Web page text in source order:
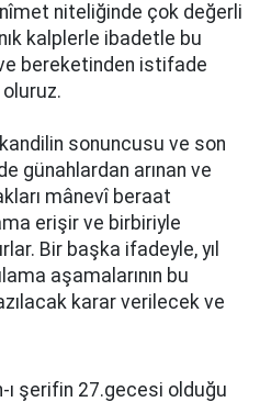
niteliğinde çok değerli
kalplerle ibadetle bu
bereketinden istifade
sonuncusu ve son
günahlardan arınan ve
mânevî beraat
erişir ve birbiriyle
Bir başka ifadeyle, yıl
aşamalarının bu
karar verilecek ve
ı şerifin 27.gecesi olduğu